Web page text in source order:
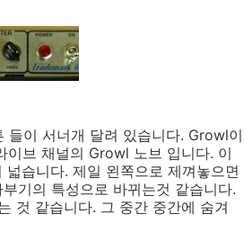
들이 서너개 달려 있습니다. Growl이
브 채널의 Growl 노브 입니다. 이
습니다. 제일 왼쪽으로 제껴놓으면
기의 특성으로 바뀌는것 같습니다.
것 같습니다. 그 중간 중간에 숨겨